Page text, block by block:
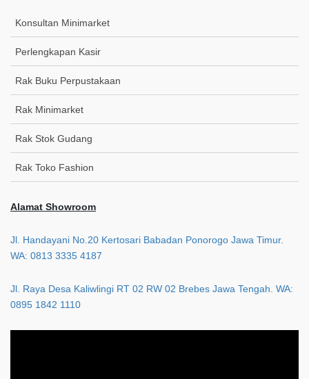
Konsultan Minimarket
Perlengkapan Kasir
Rak Buku Perpustakaan
Rak Minimarket
Rak Stok Gudang
Rak Toko Fashion
Alamat Showroom
Jl. Handayani No.20 Kertosari Babadan Ponorogo Jawa Timur.
WA: 0813 3335 4187
Jl. Raya Desa Kaliwlingi RT 02 RW 02 Brebes Jawa Tengah. WA:
0895 1842 1110